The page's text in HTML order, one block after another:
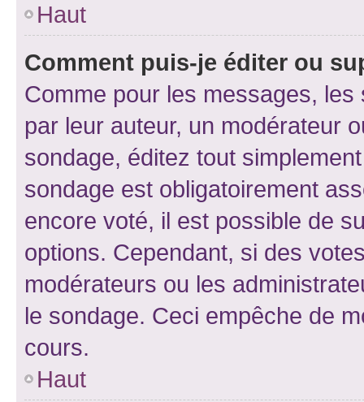
Haut
Comment puis-je éditer ou
Comme pour les messages,
par leur auteur, un modérateur
sondage, éditez tout
sondage est obligatoirement
encore voté, il est possible de
options. Cependant, si des
modérateurs ou les
le sondage. Ceci empêche de
cours.
Haut